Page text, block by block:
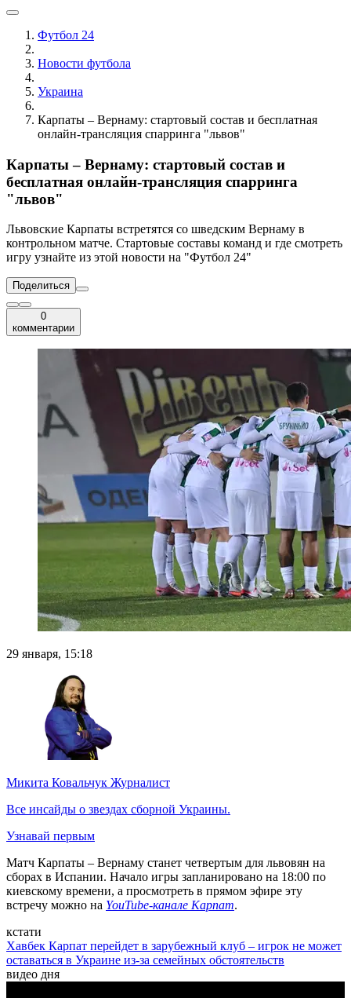
Футбол 24
Новости футбола
Украина
Карпаты – Вернаму: стартовый состав и бесплатная
онлайн-трансляция спарринга "львов"
Карпаты – Вернаму: стартовый состав и
бесплатная онлайн-трансляция спарринга
"львов"
Львовские Карпаты встретятся со шведским Вернаму в
контрольном матче. Стартовые составы команд и где смотреть
игру узнайте из этой новости на "Футбол 24"
Поделиться
0
комментарии
29 января, 15:18
Микита Ковальчук Журналист
Все инсайды о звездах сборной Украины.
Узнавай первым
Матч Карпаты – Вернаму станет четвертым для львовян на
сборах в Испании. Начало игры запланировано на 18:00 по
киевскому времени, а просмотреть в прямом эфире эту
встречу можно на YouTube-канале Карпат.
кстати
Хавбек Карпат перейдет в зарубежный клуб – игрок не может
оставаться в Украине из-за семейных обстоятельств
видео дня